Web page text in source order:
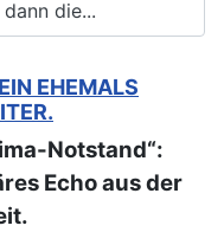
die...
EHEMALS
Notstand“:
Echo aus der